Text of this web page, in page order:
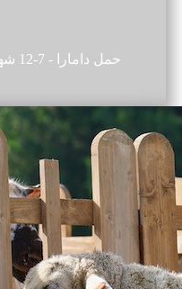
حمل دامارا - 7-12 شهر - متوفرة في الامارات و الكويت